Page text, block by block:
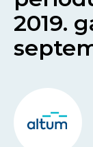
2019.